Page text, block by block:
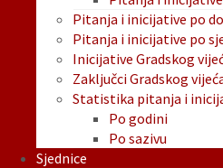
Pitanja i inicijative po
Pitanja i inicijative po
Inicijative Gradskog
Zaključci Gradskog
Statistika pitanja i
Po godini
Po sazivu
Sjednice